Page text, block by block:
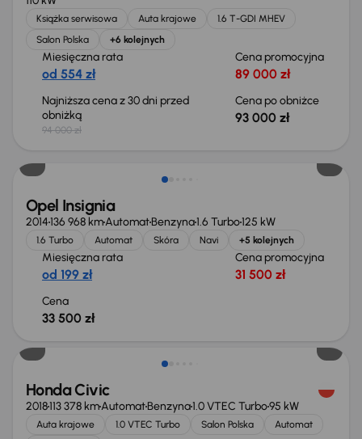
Książka serwisowa Auta krajowe
1.6 T-GDI MHEV
Salon Polska
+6 kolejnych
Miesięczna rata
od 554 zł
Cena promocyjna
89 000 zł
Najniższa cena z 30 dni przed
obniżką
94 000 zł
Cena po obniżce
93 000 zł
Opel Insignia
2014136 968 kmAutomatBenzyna1.6 Turbo125 kW
1.6 Turbo Automat Skóra Navi +5 kolejnych
Miesięczna rata
od 199 zł
Cena promocyjna
31 500 zł
Cena
33 500 zł
Taniej o 1 500 zł
Honda Civic
2018113 378 kmAutomatBenzyna1.0 VTEC Turbo95 kW
Auta krajowe 1.0 VTEC Turbo Salon Polska
Automat